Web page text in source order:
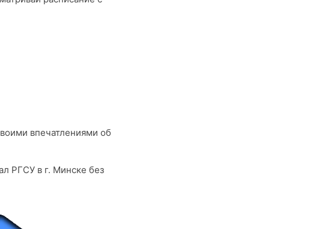
впечатлениями об
РГСУ в г. Минске без